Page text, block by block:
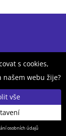
s cookies,
našem webu žije?
osobních údajů
údajů
2026 |